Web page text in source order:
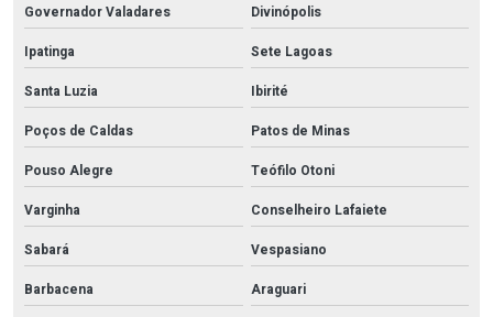
Governador Valadares
Divinópolis
Ipatinga
Sete Lagoas
Santa Luzia
Ibirité
Poços de Caldas
Patos de Minas
Pouso Alegre
Teófilo Otoni
Varginha
Conselheiro Lafaiete
Sabará
Vespasiano
Barbacena
Araguari